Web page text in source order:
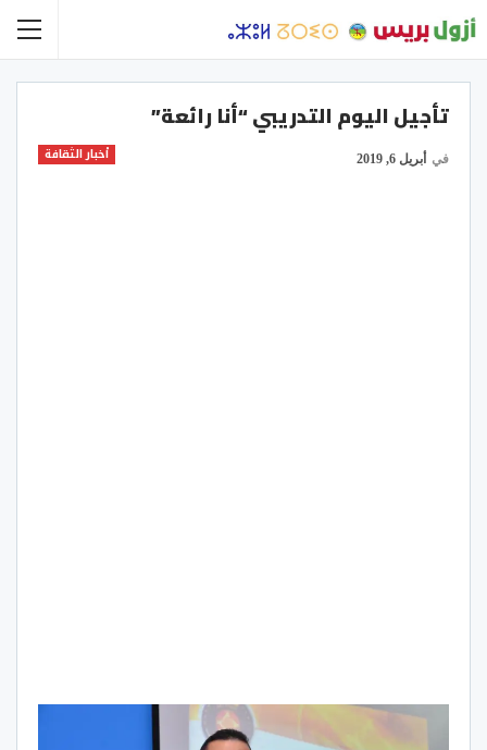
تأجيل اليوم التدريبي “أنا رائعة”
أخبار الثقافة في أبريل 6, 2019